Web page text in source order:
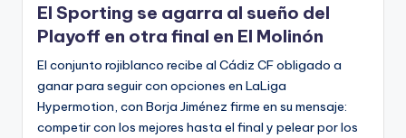
El Sporting se agarra al sueño del
Playoff en otra final en El Molinón
El conjunto rojiblanco recibe al Cádiz CF obligado a
ganar para seguir con opciones en LaLiga
Hypermotion, con Borja Jiménez firme en su mensaje:
competir con los mejores hasta el final y pelear por los